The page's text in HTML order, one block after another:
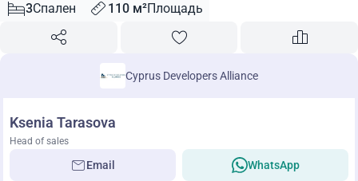
3Спален 110 м²Площадь
Cyprus Developers Alliance
Ksenia Tarasova
Head of sales
Email WhatsApp